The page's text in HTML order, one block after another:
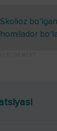
Skolioz
homilador